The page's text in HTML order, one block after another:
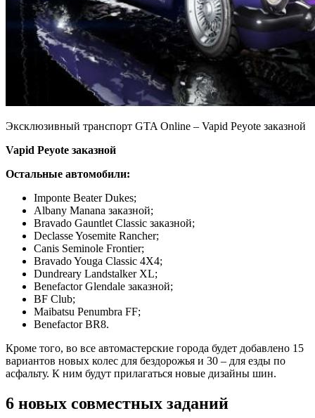
Эксклюзивный транспорт GTA Online – Vapid Peyote заказной
Vapid Peyote заказной
Остальные автомобили:
Imponte Beater Dukes;
Albany Manana заказной;
Bravado Gauntlet Classic заказной;
Declasse Yosemite Rancher;
Canis Seminole Frontier;
Bravado Youga Classic 4X4;
Dundreary Landstalker XL;
Benefactor Glendale заказной;
BF Club;
Maibatsu Penumbra FF;
Benefactor BR8.
Кроме того, во все автомастерские города будет добавлено 15
вариантов новых колес для бездорожья и 30 – для езды по
асфальту. К ним будут прилагаться новые дизайны шин.
6 новых совместных заданий